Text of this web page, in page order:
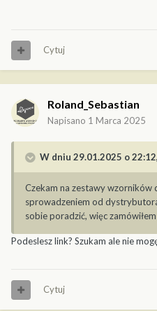
Cytuj
Roland_Sebastian
Napisano 1 Marca 2025
W dniu 29.01.2025 o 22:12,
Czekam na zestawy wzorników
sprowadzeniem od
sobie poradzić, więc
Podeslesz link? Szukam ale nie
Cytuj